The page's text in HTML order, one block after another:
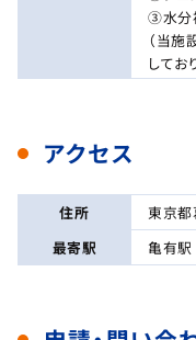
③水分
（当
してお
アクセス
住所
東京
最寄駅
亀有駅